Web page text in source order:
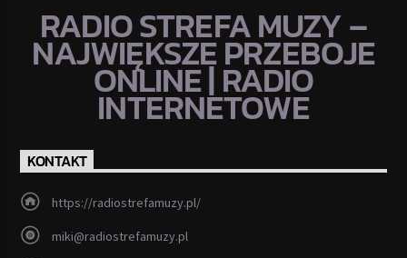
RADIO STREFA MUZY –
NAJWIĘKSZE PRZEBOJE
ONLINE | RADIO
INTERNETOWE
KONTAKT
https://radiostrefamuzy.pl/
miki@radiostrefamuzy.pl